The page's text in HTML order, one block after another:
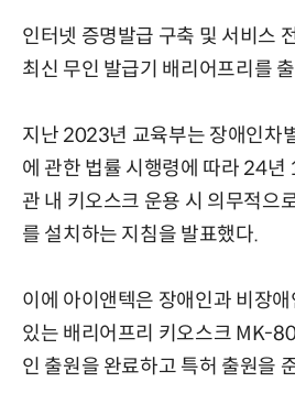
인터넷 증명발급 구축 및 서비스
최신 무인 발급기 배리어프리를
지난 2023년 교육부는 장애인차
에 관한 법률 시행령에 따라 24년
관 내 키오스크 운용 시 의무적으
를 설치하는 지침을 발표했다.
이에 아이앤텍은 장애인과 비장
있는 배리어프리 키오스크 MK-
인 출원을 완료하고 특허 출원을